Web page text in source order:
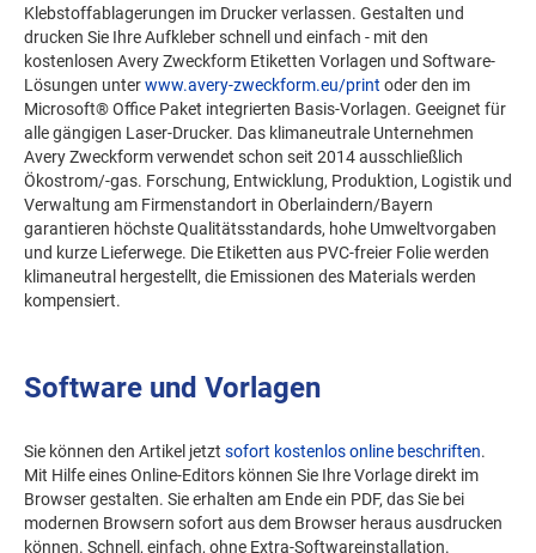
Klebstoffablagerungen im Drucker verlassen. Gestalten und
drucken Sie Ihre Aufkleber schnell und einfach - mit den
kostenlosen Avery Zweckform Etiketten Vorlagen und Software-
Lösungen unterwww.avery-zweckform.eu/print oder den im
Microsoft® Office Paket integrierten Basis-Vorlagen. Geeignet für
alle gängigen Laser-Drucker. Das klimaneutrale Unternehmen
Avery Zweckform verwendet schon seit 2014 ausschließlich
Ökostrom/-gas. Forschung, Entwicklung, Produktion, Logistik und
Verwaltung am Firmenstandort in Oberlaindern/Bayern
garantieren höchste Qualitätsstandards, hohe Umweltvorgaben
und kurze Lieferwege. Die Etiketten aus PVC-freier Folie werden
klimaneutral hergestellt, die Emissionen des Materials werden
kompensiert.
Software und Vorlagen
Sie können den Artikel jetzt sofort kostenlos online beschriften.
Mit Hilfe eines Online-Editors können Sie Ihre Vorlage direkt im
Browser gestalten. Sie erhalten am Ende ein PDF, das Sie bei
modernen Browsern sofort aus dem Browser heraus ausdrucken
können. Schnell, einfach, ohne Extra-Softwareinstallation.